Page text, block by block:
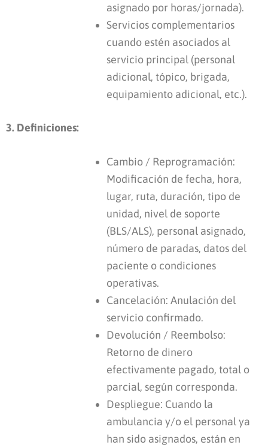
asignado por horas/jornada).
Servicios complementarios
cuando estén asociados al
servicio principal (personal
adicional, tópico, brigada,
equipamiento adicional, etc.).
3. Definiciones:
Cambio / Reprogramación:
Modificación de fecha, hora,
lugar, ruta, duración, tipo de
unidad, nivel de soporte
(BLS/ALS), personal asignado,
número de paradas, datos del
paciente o condiciones
operativas.
Cancelación: Anulación del
servicio confirmado.
Devolución / Reembolso:
Retorno de dinero
efectivamente pagado, total o
parcial, según corresponda.
Despliegue: Cuando la
ambulancia y/o el personal ya
han sido asignados, están en